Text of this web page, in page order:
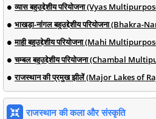
व्यास बहुउद्देशीय परियोजना (Vyas
भाखड़ा-नांगल बहुउद्देशीय परियोजना
माही बहुउद्देशीय परियोजना (Mahi
चम्बल बहुउद्देशीय परियोजना (Chambal
राजस्थान की प्रमुख झीलें (Major Lakes of
राजस्थान की कला और संस्कृति